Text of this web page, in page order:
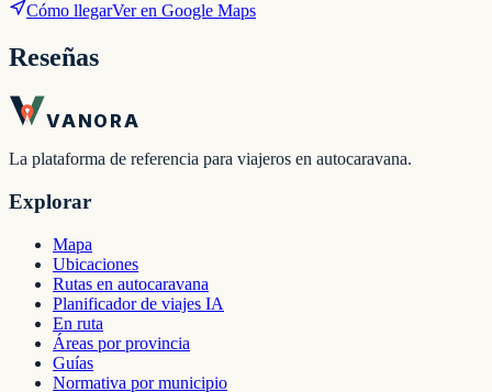
Cómo llegarVer en Google Maps
Reseñas
VANORA
La plataforma de referencia para viajeros en autocaravana.
Explorar
Mapa
Ubicaciones
Rutas en autocaravana
Planificador de viajes IA
En ruta
Áreas por provincia
Guías
Normativa por municipio